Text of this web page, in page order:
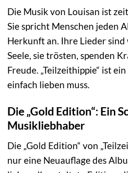
Die Musik von Louisan ist
Sie spricht Menschen jeden
Herkunft an. Ihre Lieder sind
Seele, sie trösten, spenden
Freude. „Teilzeithippie“ ist
einfach lieben muss.
Die „Gold Edition“: Ein
Musikliebhaber
Die „Gold Edition“ von
nur eine Neuauflage des